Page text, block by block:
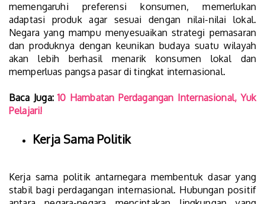
memengaruhi preferensi konsumen, memerlukan
adaptasi produk agar sesuai dengan nilai-nilai lokal.
Negara yang mampu menyesuaikan strategi pemasaran
dan produknya dengan keunikan budaya suatu wilayah
akan lebih berhasil menarik konsumen lokal dan
memperluas pangsa pasar di tingkat internasional.
Baca Juga:10 Hambatan Perdagangan Internasional, Yuk
Pelajari!
Kerja Sama Politik
Kerja sama politik antarnegara membentuk dasar yang
stabil bagi perdagangan internasional. Hubungan positif